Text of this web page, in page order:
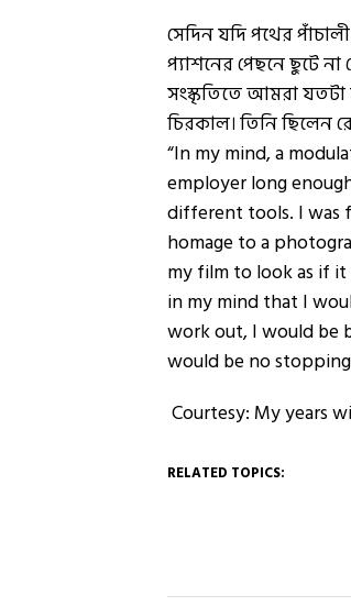
সেদিন যদি পথের
প্যাশনের পেছনে ছুটে
সংস্কৃতিতে আমরা যতটা
চিরকাল। তিনি ছিলেন
“In my mind, a
employer long
different tools. I was
homage to a
my film to look as if
in my mind that I
work out, I would be
would be no
Courtesy: My years
RELATED TOPICS: